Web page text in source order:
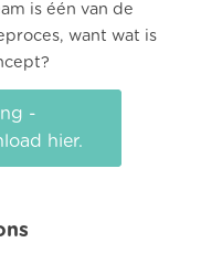
is één van de
want wat is
-
hier.